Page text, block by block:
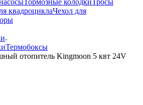
квадроциклаЧехол для
Термобоксы
отопитель Kingmoon 5 квт 24V